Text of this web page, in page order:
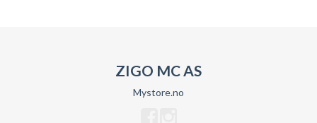
ZIGO MC AS
Mystore.no